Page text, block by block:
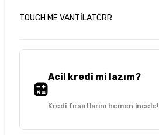
TOUCH ME VANTİLATÖRR
Acil kredi mi lazım?
Kredi fırsatlarını hemen incele!